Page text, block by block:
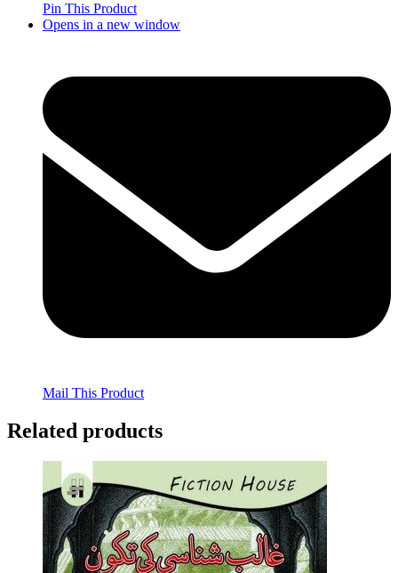
Pin This Product
Opens in a new window
Mail This Product
Related products